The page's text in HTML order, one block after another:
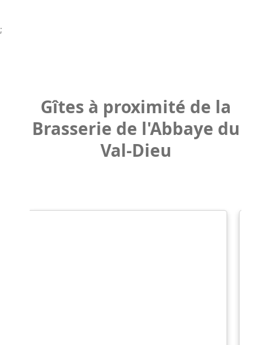
;
Gîtes à proximité de la
Brasserie de l'Abbaye du
Val-Dieu
COUP DE CŒUR